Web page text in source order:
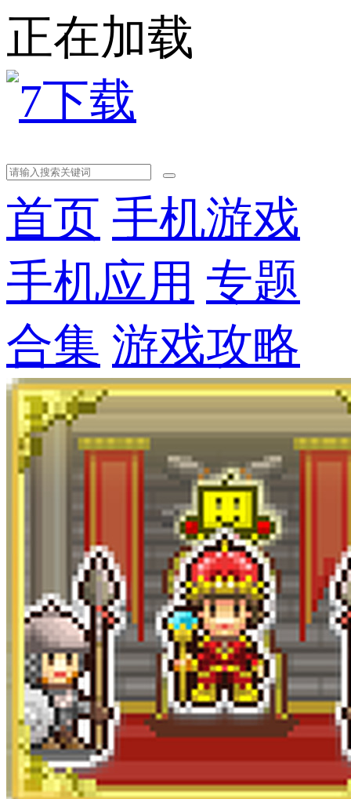
正在加载
首页 手机游戏
手机应用 专题
合集 游戏攻略